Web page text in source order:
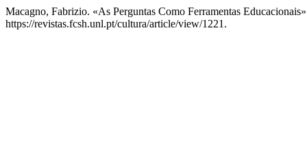
Macagno, Fabrizio. «As Perguntas Como Ferramentas
https://revistas.fcsh.unl.pt/cultura/article/view/1221.